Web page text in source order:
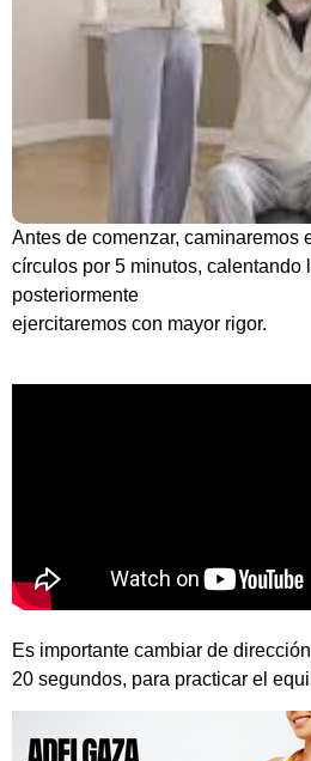
Antes de comenzar, caminaremos
círculos por 5 minutos, calentando
posteriormente
ejercitaremos con mayor rigor.
Es importante cambiar de
20 segundos, para practicar el